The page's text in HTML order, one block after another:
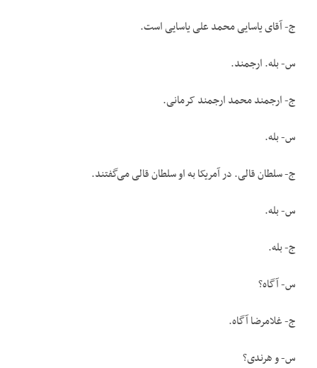
ج- آقای یاسایی محمد علی یاسایی است.
س- بله. ارجمند.
ج- ارجمند محمد ارجمند کرمانی.
س- بله.
ج- سلطان قالی. در آمریکا به او سلطان قالی می‌گفتند.
س- بله.
ج- بله.
س- آگاه؟
ج- غلامرضا آگاه.
س- و هرندی؟